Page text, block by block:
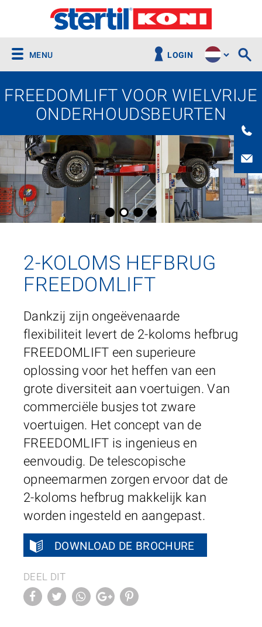
MENU LOGIN
FREEDOMLIFT VOOR WIELVRIJE
ONDERHOUDSBEURTEN
2-KOLOMS HEFBRUG
FREEDOMLIFT
Dankzij zijn ongeëvenaarde
flexibiliteit levert de 2-koloms hefbrug
FREEDOMLIFT een superieure
oplossing voor het heffen van een
grote diversiteit aan voertuigen. Van
commerciële busjes tot zware
voertuigen. Het concept van de
FREEDOMLIFT is ingenieus en
eenvoudig. De telescopische
opneemarmen zorgen ervoor dat de
2-koloms hefbrug makkelijk kan
worden ingesteld en aangepast.
DOWNLOAD DE BROCHURE
DEEL DIT